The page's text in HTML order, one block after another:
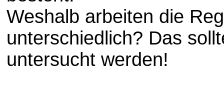
Weshalb arbeiten die
unterschiedlich? Das
untersucht werden!